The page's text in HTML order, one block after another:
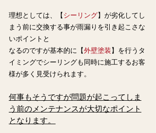
理想としては、【シーリング】が劣化してし
まう前に交換する事が雨漏りを引き起こさな
いポイントと
なるのですが基本的に【外壁塗装】を行うタ
イミングでシーリングも同時に施工するお客
様が多く見受けられます。
何事もそうですが問題が起こってしま
う前のメンテナンスが大切なポイント
となります。